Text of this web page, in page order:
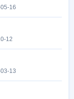
16
12
13